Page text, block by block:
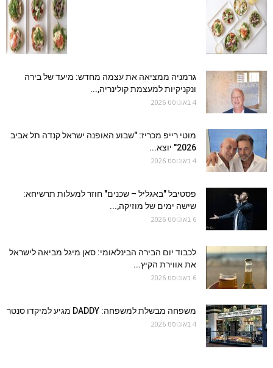
גרמניה ממציאה את עצמה מחדש: מיעד של בירה
ונקניקיות למעצמת קולינריה,...
4 באוגוסט 2026
מוטי רייפ מכריז: "שבוע האופנה ישראל קנדה תל אביב
2026" יוצא...
4 באוגוסט 2026
פסטיבל "באגליל – שכנים" חוזר למעלות תרשיחא:
שישה ימים של מוזיקה,...
6 באוגוסט 2026
לכבוד יום הבירה הבינלאומי: סאן מיגל מביאה לישראל
את אווירת הקיץ...
6 באוגוסט 2026
משפחה מבשלת למשפחה: DADDY מגיע למיקדו סנטר
4 באוגוסט 2026